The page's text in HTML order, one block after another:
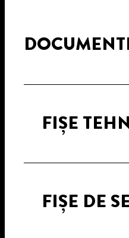
FIȘE
FIȘE DE